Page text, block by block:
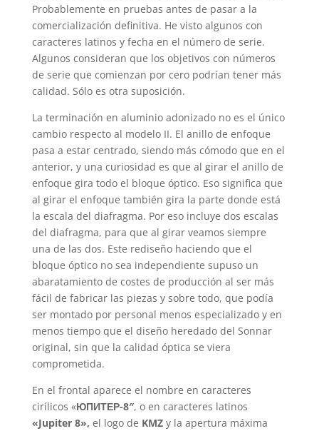
Probablemente en pruebas antes de pasar a la
comercialización definitiva. He visto algunos con
caracteres latinos y fecha en el número de serie.
Algunos consideran que los objetivos con números
de serie que comienzan por cero podrían tener más
calidad. Sólo es otra suposición.
La terminación en aluminio adonizado no es el único
cambio respecto al modelo II. El anillo de enfoque
pasa a estar centrado, siendo más cómodo que en el
anterior, y una curiosidad es que al girar el anillo de
enfoque gira todo el bloque óptico. Eso significa que
al girar el enfoque también gira la parte donde está
la escala del diafragma. Por eso incluye dos escalas
del diafragma, para que al girar veamos siempre
una de las dos. Este rediseño haciendo que el
bloque óptico no sea independiente supuso un
abaratamiento de costes de producción al ser más
fácil de fabricar las piezas y sobre todo, que podía
ser montado por personal menos especializado y en
menos tiempo que el diseño heredado del Sonnar
original, sin que la calidad óptica se viera
comprometida.
En el frontal aparece el nombre en caracteres
cirílicos «ЮПИТЕР-8″, o en caracteres latinos
«Jupiter 8», el logo de KMZy la apertura máxima